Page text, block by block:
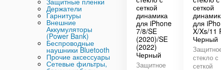
Держатели
Гарнитуры
Внешние
Аккумуляторы
(Power Bank)
Беспроводные
наушники Bluetooth
Прочие аксессуары
Сетевые фильтры,
сеткой
динамика
для iPhone
7/8/SE
(2020)/SE
(2022)
Черный
Защитное
сеткой
для
X/Xs/11
Черный
стекло с
сеткой